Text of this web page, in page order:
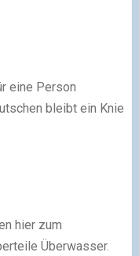
eine Person
bleibt ein Knie
hier zum
Überwasser.